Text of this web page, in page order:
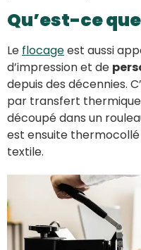
Qu’est-ce
Le flocageest aussi
d’impression et de
depuis des décennies.
par transfert
découpé dans un
est ensuite
textile.